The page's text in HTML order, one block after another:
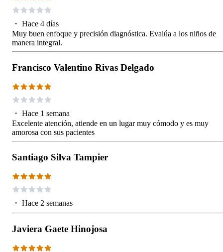
・ Hace 4 días
Muy buen enfoque y precisión diagnóstica. Evalúa a los niños de
manera integral.
Francisco Valentino Rivas Delgado
・ Hace 1 semana
Excelente atención, atiende en un lugar muy cómodo y es muy
amorosa con sus pacientes
Santiago Silva Tampier
・ Hace 2 semanas
Javiera Gaete Hinojosa